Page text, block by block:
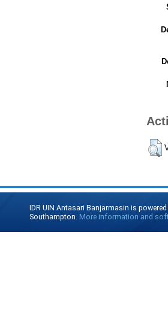
IDR UIN Antasari Banjarmasin is
Southampton. More information and